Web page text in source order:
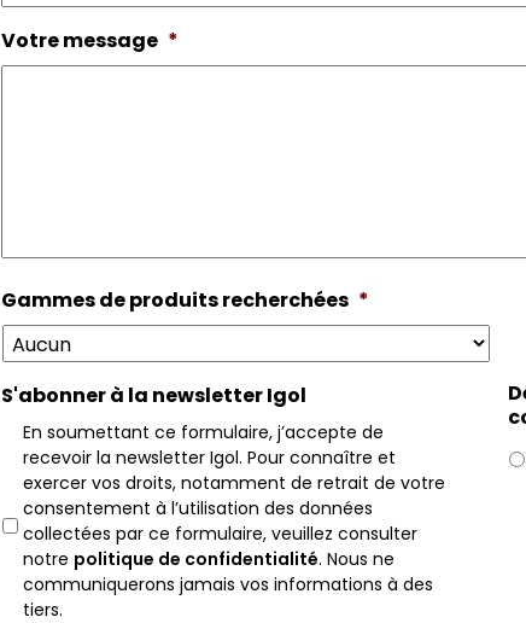
Votre message *
Gammes de produits recherchées *
S'abonner à la newsletter Igol
En soumettant ce formulaire, j’accepte de
recevoir la newsletter Igol. Pour connaître et
exercer vos droits, notamment de retrait de votre
consentement à l’utilisation des données
collectées par ce formulaire, veuillez consulter
notre politique de confidentialité. Nous ne
communiquerons jamais vos informations à des
tiers.